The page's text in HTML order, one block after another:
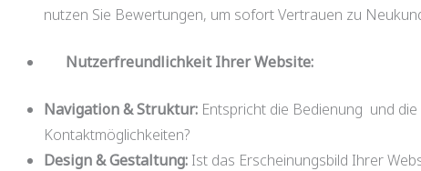
nutzen Sie Bewertungen, um sofort Vertrauen zu
Nutzerfreundlichkeit Ihrer Website:
Navigation & Struktur: Entspricht die Bedienung und
Kontaktmöglichkeiten?
Design & Gestaltung: Ist das Erscheinungsbild Ihrer